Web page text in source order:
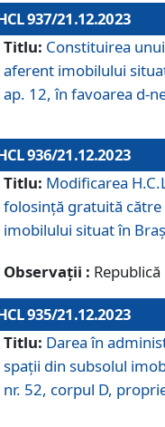
937/21.12.2023
Titlu: Constituirea
aferent imobilului
ap. 12, în favoarea d-
936/21.12.2023
Titlu: Modificarea
folosinţă gratuită către
imobilului situat în
Observații :
935/21.12.2023
Titlu: Darea în
spații din subsolul
nr. 52, corpul D,